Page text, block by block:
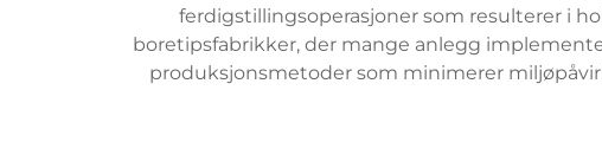
ferdigstillingsoperasjoner som resulterer i
boretipsfabrikker, der mange anlegg
produksjonsmetoder som minimerer